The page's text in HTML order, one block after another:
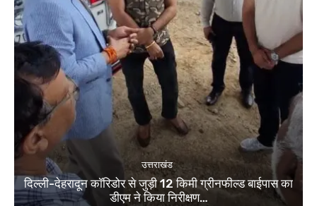
उत्तराखंड
दिल्ली-देहरादून कॉरिडोर से जुड़ी 12 किमी ग्रीनफील्ड बाईपास का
डीएम ने किया निरीक्षण…